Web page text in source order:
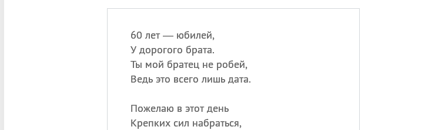
60 лет — юбилей,
У дорогого брата.
Ты мой братец не робей,
Ведь это всего лишь дата.
Пожелаю в этот день
Крепких сил набраться,